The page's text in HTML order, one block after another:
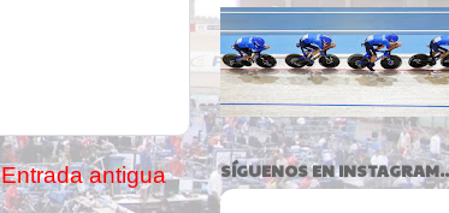
Entrada antigua SÍGUENOS EN